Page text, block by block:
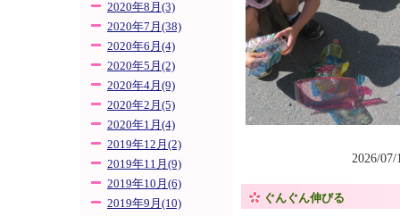
2020年8月(3)
2020年7月(38)
2020年6月(4)
2020年5月(2)
2020年4月(9)
2020年2月(5)
2020年1月(4)
2019年12月(2)
2019年11月(9)
2019年10月(6)
2019年9月(10)
2026/
ぐんぐん伸びる